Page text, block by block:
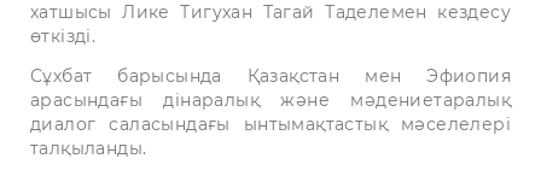
хатшысы Лике Тигухан Тагай Таделемен кездесу
өткізді.
Сұхбат барысында Қазақстан мен Эфиопия
арасындағы дінаралық және мәдениетаралық
диалог саласындағы ынтымақтастық мәселелері
талқыланды.